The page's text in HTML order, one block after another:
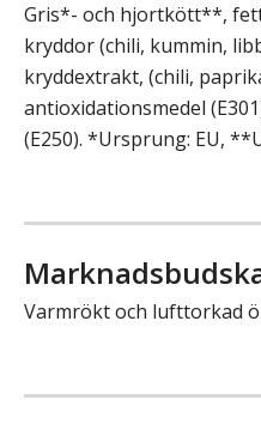
Gris*- och hjortkött**,
kryddor (chili, kummin,
kryddextrakt, (chili,
antioxidationsmedel
(E250). *Ursprung: EU,
Varmrökt och lufttorkad